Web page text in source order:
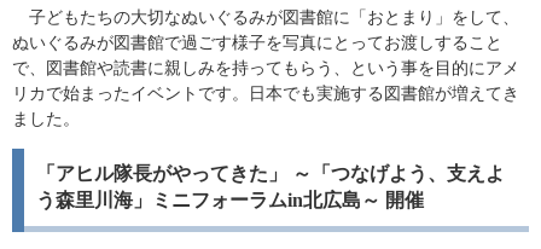
子どもたちの大切なぬいぐるみが図書館に「おとまり」をして、
ぬいぐるみが図書館で過ごす様子を写真にとってお渡しすること
で、図書館や読書に親しみを持ってもらう、という事を目的にアメ
リカで始まったイベントです。日本でも実施する図書館が増えてき
ました。
「アヒル隊長がやってきた」 ～「つなげよう、支えよ
う森里川海」ミニフォーラムin北広島～ 開催